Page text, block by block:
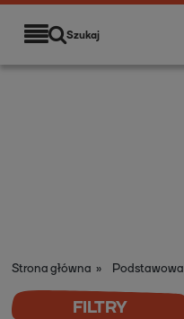
Szukaj
Strona główna » Podstawowa
FILTRY